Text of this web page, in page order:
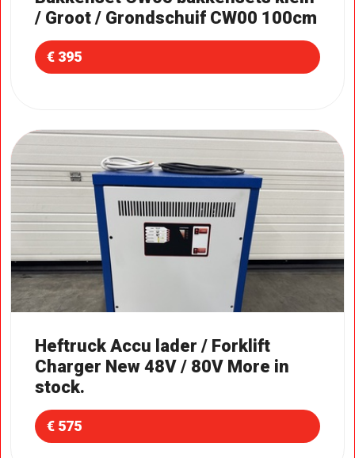
/ Groot / Grondschuif CW00 100cm
€ 395
Heftruck Accu lader / Forklift
Charger New 48V / 80V More in
stock.
€ 575